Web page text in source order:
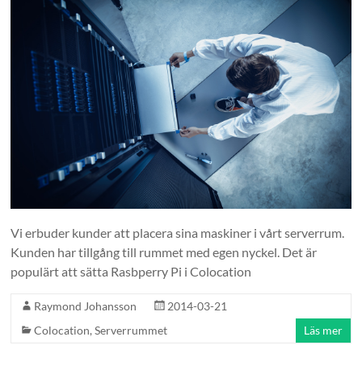
Vi erbuder kunder att placera sina maskiner i vårt serverrum.
Kunden har tillgång till rummet med egen nyckel. Det är
populärt att sätta Rasbperry Pi i Colocation
Raymond Johansson
2014-03-21
Colocation,Serverrummet Läs mer